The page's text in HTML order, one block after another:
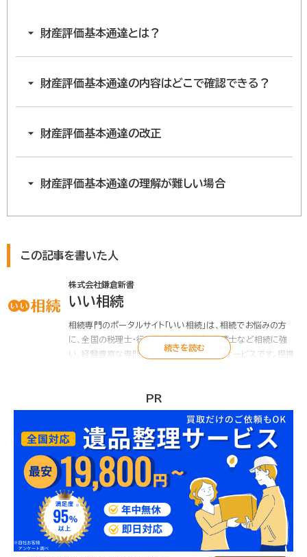
財産評価基本通達とは？
財産評価基本通達の内容はどこで確認できる？
財産評価基本通達の改正
財産評価基本通達の理解が難しい場合
この記事を書いた人
株式会社鎌倉新書
いい相続
相続専門のポータルサイト「いい相続」は、相続でお悩みの方
に、全国の税理士・行政書士・司法書士・弁護士など相続に強
い、経験豊富な専門家をお引き合わせするサービスです。提携
相談、相続手続の代行など「いい相続」にお任せください。
また「いい相続」では、相続に関連する有資格者の皆様に、監修
のご協力をいただいています。
▶ いい相続とは
▶ 監修者紹介 | いい相続
PR